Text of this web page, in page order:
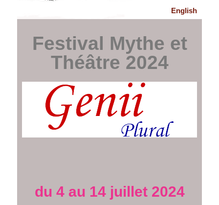
English
Festival Mythe et
Théâtre 2024
du 4 au 14 juillet 2024